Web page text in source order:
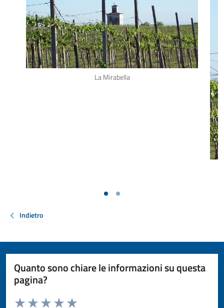
La Mirabella
Indietro
Quanto sono chiare le informazioni su questa
pagina?
Valuta da 1 a 5 stelle la pagina